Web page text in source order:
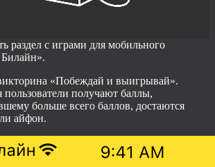
раздел с играми для мобильного
«Побеждай и выигрывай».
пользователи получают баллы,
больше всего баллов, достаются
айфон.